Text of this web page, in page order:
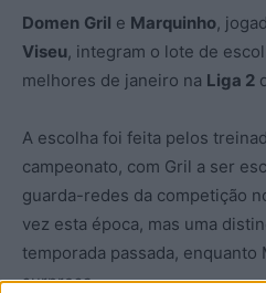
Domen Gril e Marquinho,
Viseu, integram o lote de
melhores de janeiro na Liga 2
A escolha foi feita pelos
campeonato, com Gril a ser
guarda-redes da competição
vez esta época, mas uma
temporada passada, enquanto
surpresa.